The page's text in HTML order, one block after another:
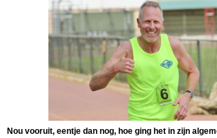
Nou vooruit, eentje dan nog, hoe ging het in zijn